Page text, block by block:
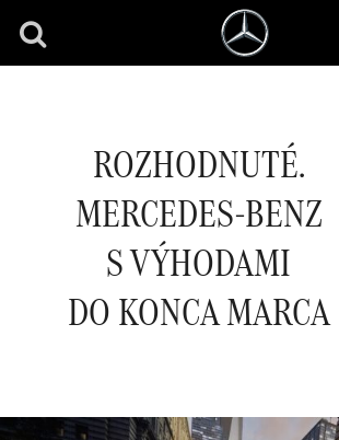
ROZHODNUTÉ.
MERCEDES-BENZ
S VÝHODAMI
DO KONCA MARCA